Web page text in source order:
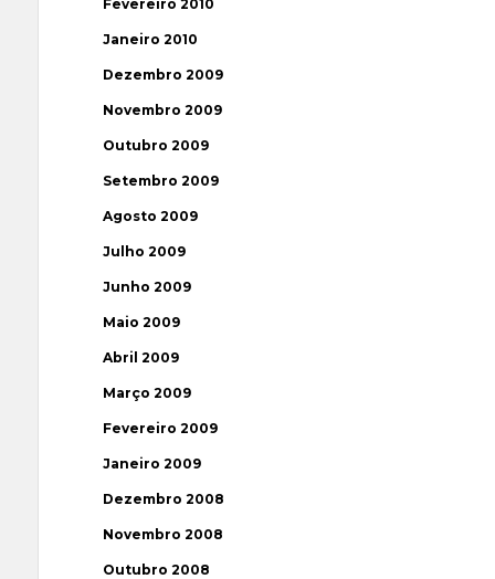
Fevereiro 2010
Janeiro 2010
Dezembro 2009
Novembro 2009
Outubro 2009
Setembro 2009
Agosto 2009
Julho 2009
Junho 2009
Maio 2009
Abril 2009
Março 2009
Fevereiro 2009
Janeiro 2009
Dezembro 2008
Novembro 2008
Outubro 2008